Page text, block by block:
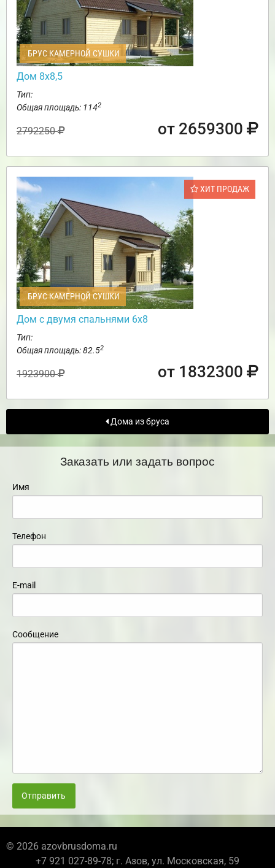
БРУС КАМЕРНОЙ СУШКИ
Дом 8х8,5
Тип:
Общая площадь: 1142
2792250 от 2659300
ХИТ ПРОДАЖ
БРУС КАМЕРНОЙ СУШКИ
Дом с двумя спальнями 6х8
Тип:
Общая площадь: 82.52
1923900 от 1832300
Дома из бруса
Заказать или задать вопрос
Имя
Телефон
E-mail
Сообщение
Отправить
© 2026 azovbrusdoma.ru
+7 921 027-89-78; г. Азов, ул. Московская, 59